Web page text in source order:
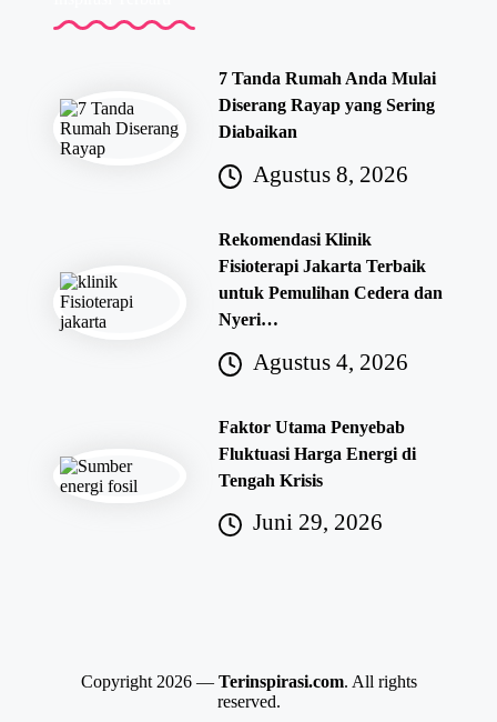
7 Tanda Rumah Anda Mulai
Diserang Rayap yang Sering
Diabaikan
Agustus 8, 2026
Rekomendasi Klinik
Fisioterapi Jakarta Terbaik
untuk Pemulihan Cedera dan
Nyeri…
Agustus 4, 2026
Faktor Utama Penyebab
Fluktuasi Harga Energi di
Tengah Krisis
Juni 29, 2026
Copyright 2026 — Terinspirasi.com. All rights
reserved.